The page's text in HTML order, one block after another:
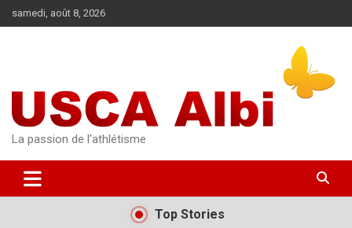
au
samedi, août 8, 2026
La passion de l'athlétisme
Top Stories